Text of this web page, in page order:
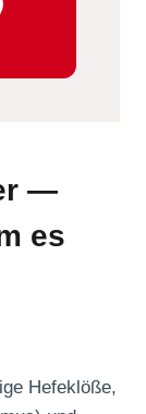
—
es
Hefeklöße,